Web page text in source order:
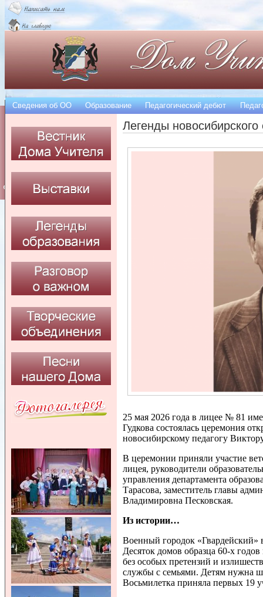
Легенды новосибирского
25 мая 2026 года в лицее № 81
Гудкова состоялась церемония
новосибирскому педагогу
В церемонии приняли участие
лицея, руководители
управления департамента
Тарасова, заместитель главы
Владимировна Песковская.
Из истории…
Военный городок
Десяток домов образца 60-х
без особых претензий и
службы с семьями. Детям нужна
Восьмилетка приняла первых 19
Сведения об OO Образование Педагогический дебют